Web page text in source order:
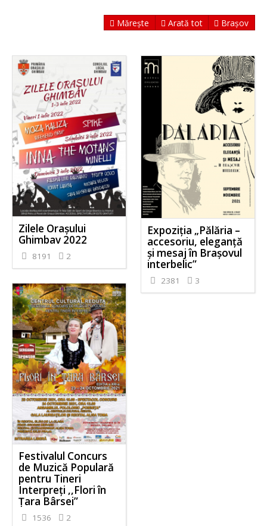
Mărește Arată tot Brașov
Zilele Orașului
Ghimbav 2022
8191 2
Expoziția „Pălăria –
accesoriu, eleganță
și mesaj în Brașovul
interbelic”
2381 3
Festivalul Concurs
de Muzică Populară
pentru Tineri
Interpreţi ,,Flori în
Ţara Bârsei”
1536 2